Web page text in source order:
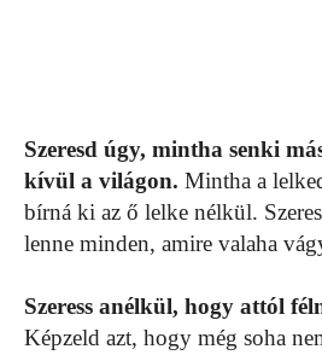
Szeresd úgy, mintha senki
kívül a világon. Mintha a
bírná ki az ő lelke nélkül.
lenne minden, amire valaha
Szeress anélkül, hogy attól
Képzeld azt, hogy még soha